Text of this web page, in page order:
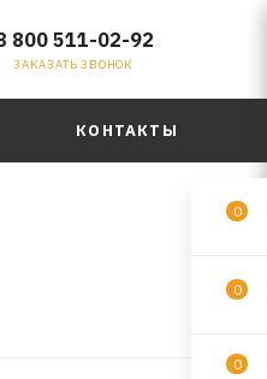
800 511-02-92
ЗАКАЗАТЬ ЗВОНОК
КОНТАКТЫ
0
0
0